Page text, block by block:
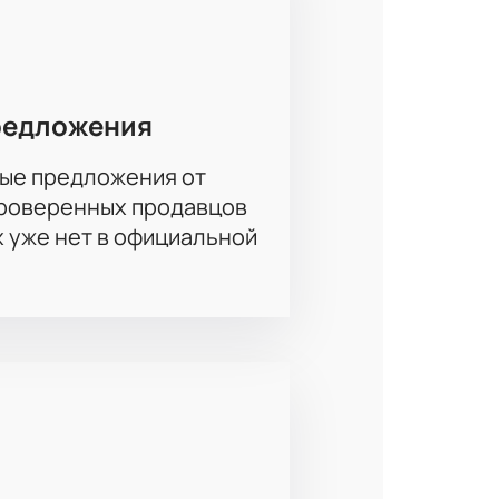
команды вживую.
праздника. Спешите купить
предложения от
продавцов
нет в официальной